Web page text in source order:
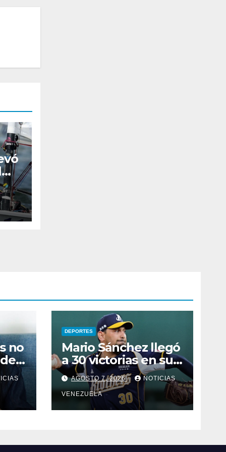
no
de
DEPORTES
Mario Sánchez llegó
a 30 victorias en su
carrera en Taiwán
AGOSTO 7, 2026 NOTICIAS
VENEZUELA